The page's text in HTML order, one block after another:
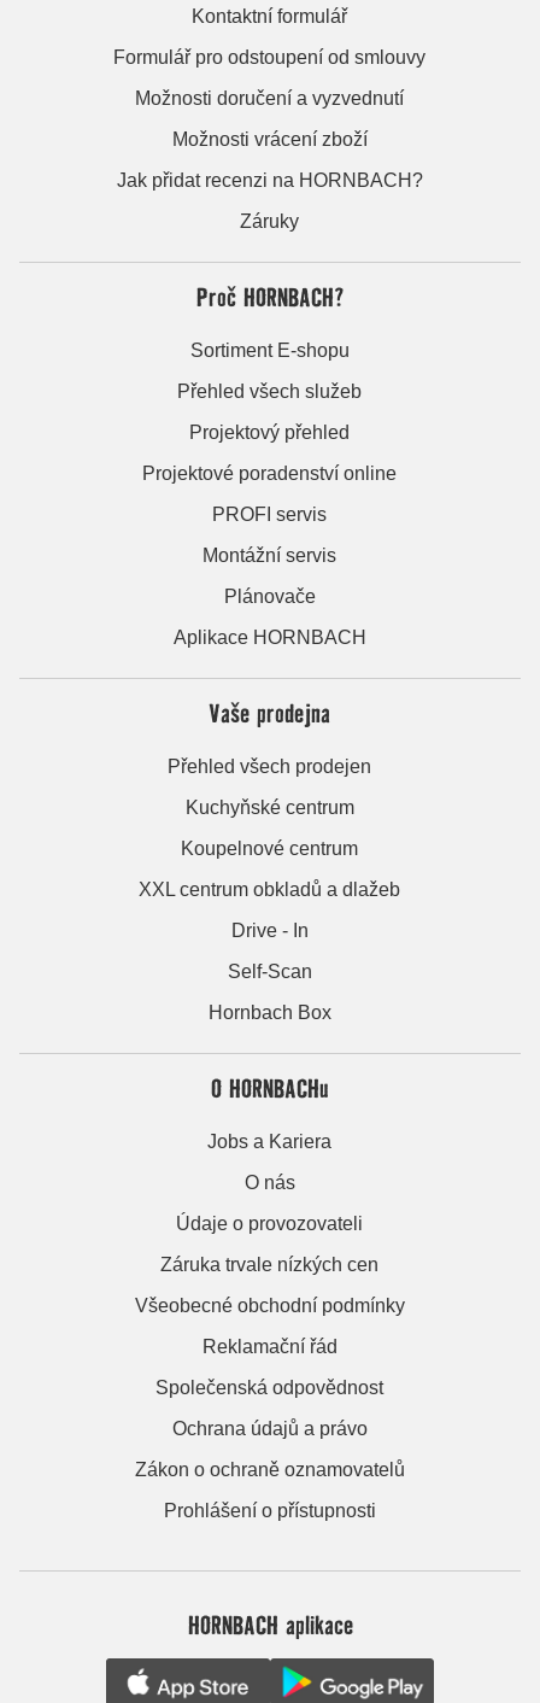
Kontaktní formulář
Formulář pro odstoupení od smlouvy
Možnosti doručení a vyzvednutí
Možnosti vrácení zboží
Jak přidat recenzi na HORNBACH?
Záruky
Proč HORNBACH?
Sortiment E-shopu
Přehled všech služeb
Projektový přehled
Projektové poradenství online
PROFI servis
Montážní servis
Plánovače
Aplikace HORNBACH
Vaše prodejna
Přehled všech prodejen
Kuchyňské centrum
Koupelnové centrum
XXL centrum obkladů a dlažeb
Drive - In
Self-Scan
Hornbach Box
O HORNBACHu
Jobs a Kariera
O nás
Údaje o provozovateli
Záruka trvale nízkých cen
Všeobecné obchodní podmínky
Reklamační řád
Společenská odpovědnost
Ochrana údajů a právo
Zákon o ochraně oznamovatelů
Prohlášení o přístupnosti
HORNBACH aplikace